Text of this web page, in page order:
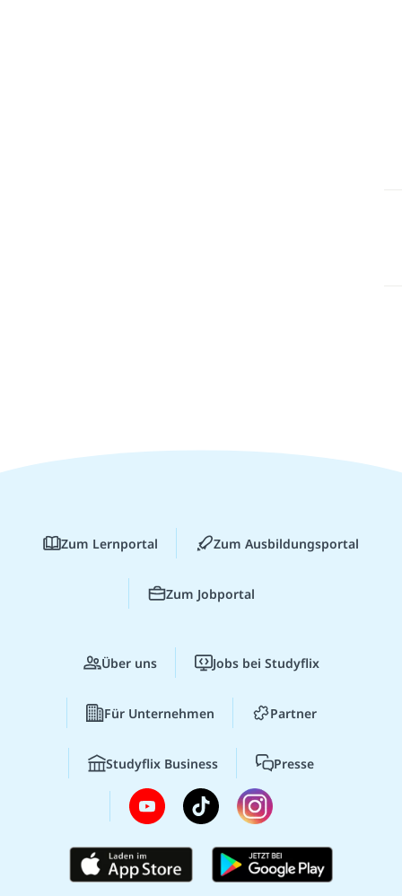
Zum Lernportal Zum Ausbildungsportal
Zum Jobportal
Über uns Jobs bei Studyflix
Für Unternehmen Partner
Studyflix Business Presse